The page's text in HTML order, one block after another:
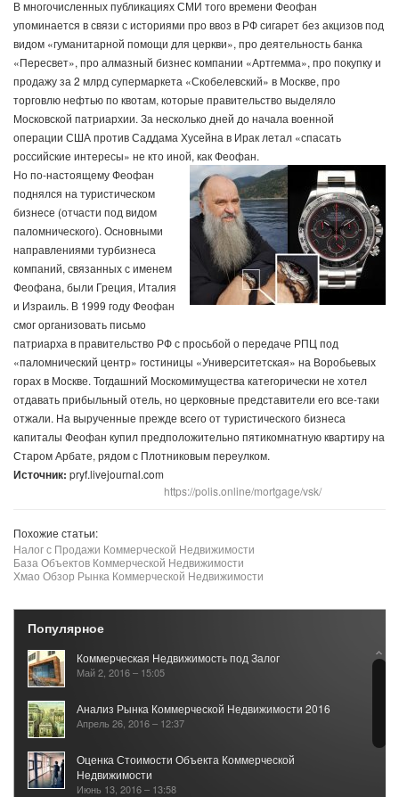
В многочисленных публикациях СМИ того времени Феофан
упоминается в связи с историями про ввоз в РФ сигарет без акцизов под
видом «гуманитарной помощи для церкви», про деятельность банка
«Пересвет», про алмазный бизнес компании «Артгемма», про покупку и
продажу за 2 млрд супермаркета «Скобелевский» в Москве, про
торговлю нефтью по квотам, которые правительство выделяло
Московской патриархии. За несколько дней до начала военной
операции США против Саддама Хусейна в Ирак летал «спасать
российские интересы» не кто иной, как Феофан.
Но по-настоящему Феофан
поднялся на туристическом
бизнесе (отчасти под видом
паломнического). Основными
направлениями турбизнеса
компаний, связанных с именем
Феофана, были Греция, Италия
и Израиль. В 1999 году Феофан
смог организовать письмо
патриарха в правительство РФ с просьбой о передаче РПЦ под
«паломнический центр» гостиницы «Университетская» на Воробьевых
горах в Москве. Тогдашний Москомимущества категорически не хотел
отдавать прибыльный отель, но церковные представители его все-таки
отжали. На вырученные прежде всего от туристического бизнеса
капиталы Феофан купил предположительно пятикомнатную квартиру на
Старом Арбате, рядом с Плотниковым переулком.
Источник: pryf.livejournal.com
https://polis.online/mortgage/vsk/
Похожие статьи:
Налог с Продажи Коммерческой Недвижимости
База Объектов Коммерческой Недвижимости
Хмао Обзор Рынка Коммерческой Недвижимости
Популярное
Коммерческая Недвижимость под Залог
Май 2, 2016 – 15:05
Анализ Рынка Коммерческой Недвижимости 2016
Апрель 26, 2016 – 12:37
Оценка Стоимости Объекта Коммерческой
Недвижимости
Июнь 13, 2016 – 13:58